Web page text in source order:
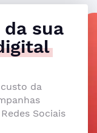
sua
da
Sociais